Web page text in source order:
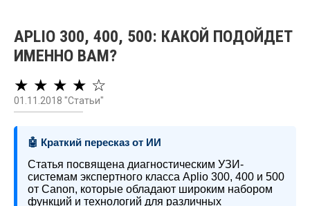
APLIO 300, 400, 500: КАКОЙ ПОДОЙДЕТ
ИМЕННО ВАМ?
★ ★ ★ ★ ☆
01.11.2018 "Статьи"
🤖 Краткий пересказ от ИИ
Статья посвящена диагностическим УЗИ-
системам экспертного класса Aplio 300, 400 и 500
от Canon, которые обладают широким набором
функций и технологий для различных